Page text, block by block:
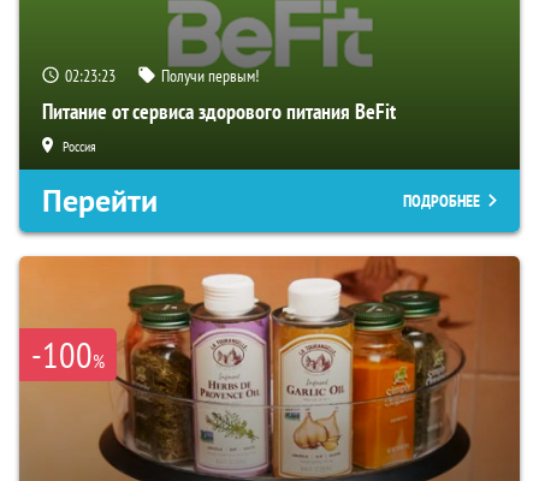
02:23:22 Получи первым!
Питание от сервиса здорового питания BeFit
Россия
Перейти ПОДРОБНЕЕ
-100%